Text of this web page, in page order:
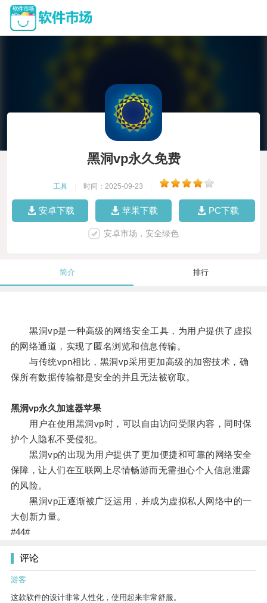
黑洞vp永久免费
工具 时间：2025-09-23
安卓下载 苹果下载 PC下载
安卓市场，安全绿色
简介 排行
黑洞vp是一种高级的网络安全工具，为用户提供了虚拟
的网络通道，实现了匿名浏览和信息传输。
与传统vpn相比，黑洞vp采用更加高级的加密技术，确
保所有数据传输都是安全的并且无法被窃取。
黑洞vp永久加速器苹果
用户在使用黑洞vp时，可以自由访问受限内容，同时保
护个人隐私不受侵犯。
黑洞vp的出现为用户提供了更加便捷和可靠的网络安全
保障，让人们在互联网上尽情畅游而无需担心个人信息泄露
的风险。
黑洞vp正逐渐被广泛运用，并成为虚拟私人网络中的一
大创新力量。
#44#
评论
游客
这款软件的设计非常人性化，使用起来非常舒服。